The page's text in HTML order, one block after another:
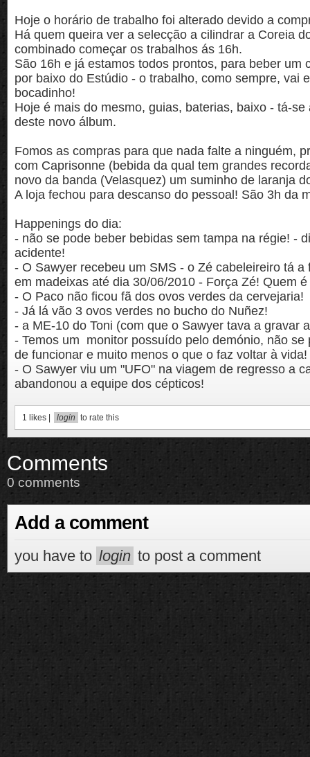
Hoje o horário de trabalho foi alterado devido a
Há quem queira ver a selecção a cilindrar a Coreia
combinado começar os trabalhos ás 16h.
São 16h e já estamos todos prontos, para beber um
por baixo do Estúdio - o trabalho, como sempre, vai
bocadinho!
Hoje é mais do mesmo, guias, baterias, baixo - tá-
deste novo álbum.
Fomos as compras para que nada falte a ninguém,
com Caprisonne (bebida da qual tem grandes
novo da banda (Velasquez) um suminho de laranja
A loja fechou para descanso do pessoal! São 3h da
Happenings do dia:
- não se pode beber bebidas sem tampa na régie! -
acidente!
- O Sawyer recebeu um SMS - o Zé cabeleireiro tá a
em madeixas até dia 30/06/2010 - Força Zé! Quem
- O Paco não ficou fã dos ovos verdes da cervejaria!
- Já lá vão 3 ovos verdes no bucho do Nuñez!
- a ME-10 do Toni (com que o Sawyer tava a gravar
- Temos um monitor possuído pelo demónio, não se
de funcionar e muito menos o que o faz voltar à vida!
- O Sawyer viu um "UFO" na viagem de regresso a
abandonou a equipe dos cépticos!
1 likes | login to rate this
Comments
0 comments
Add a comment
you have to login to post a comment